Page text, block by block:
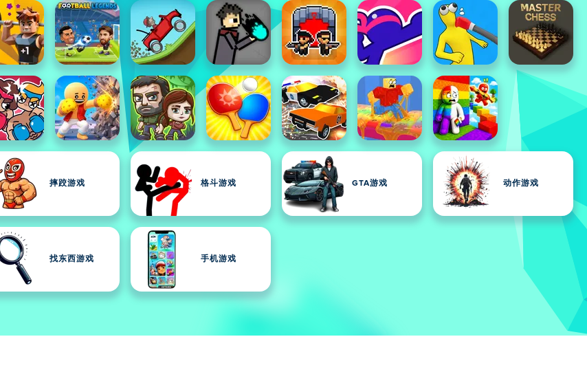
摔跤游戏 格斗游戏 GTA游戏 动作游戏
找东西游戏 手机游戏